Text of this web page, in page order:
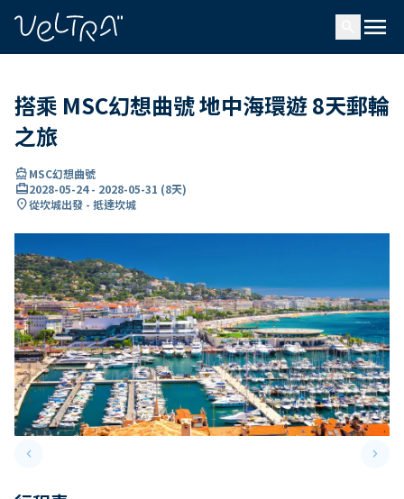
menu
搭乘 MSC幻想曲號 地中海環遊 8天郵輪
之旅
directions_boatMSC幻想曲號
card_travel2028-05-24- 2028-05-31 (8天)
location_on從坎城出發 - 抵達坎城
keyboard_arrow_leftPrevious slide keyboard_arrow_right